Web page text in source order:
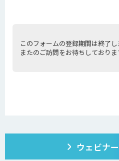
ウェビナ